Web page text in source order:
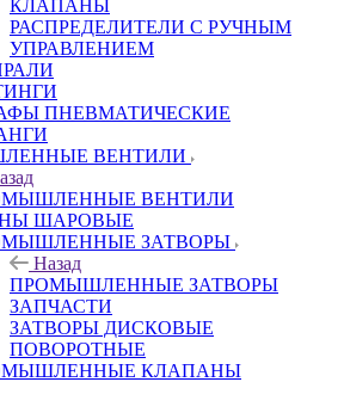
КЛАПАНЫ
РАСПРЕДЕЛИТЕЛИ С РУЧНЫМ
УПРАВЛЕНИЕМ
ПНЕВМАТИЧЕСКИЕ
ВЕНТИЛИ
ВЕНТИЛИ
ШАРОВЫЕ
ЗАТВОРЫ
Назад
ПРОМЫШЛЕННЫЕ ЗАТВОРЫ
ЗАПЧАСТИ
ЗАТВОРЫ ДИСКОВЫЕ
ПОВОРОТНЫЕ
КЛАПАНЫ